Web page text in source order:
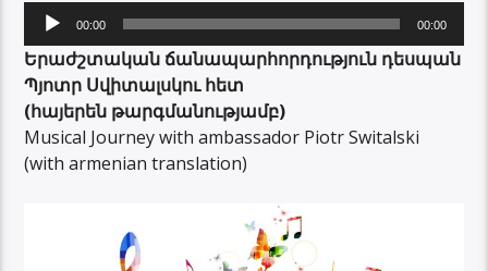
Audio
Player
00:00 00:00
Երաժշտական ճանապարհորդություն դեսպան
Պյոտր Սվիտալսկու հետ
(հայերեն թարգմանությամբ)
Musical Journey with ambassador Piotr Switalski
(with armenian translation)